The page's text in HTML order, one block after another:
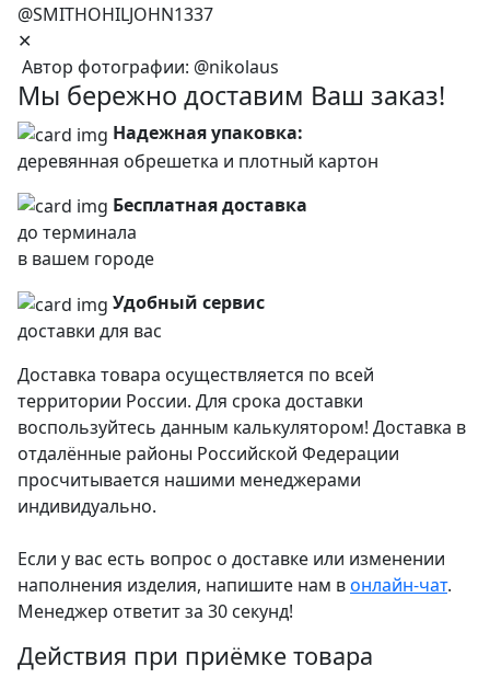
@SMITHOHILJOHN1337
✕
Автор фотографии: @nikolaus
Мы бережно доставим Ваш заказ!
Надежная упаковка:
деревянная обрешетка и плотный картон
Бесплатная доставка
до терминала
в вашем городе
Удобный сервис
доставки для вас
Доставка товара осуществляется по всей
территории России. Для срока доставки
воспользуйтесь данным калькулятором! Доставка в
отдалённые районы Российской Федерации
просчитывается нашими менеджерами
индивидуально.
Если у вас есть вопрос о доставке или изменении
наполнения изделия, напишите нам вонлайн-чат.
Менеджер ответит за 30 секунд!
Действия при приёмке товара